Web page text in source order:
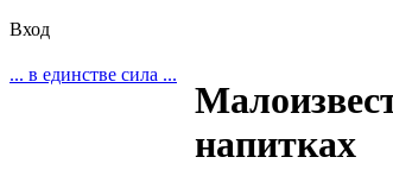
Вход
... в единстве сила ...
напитках